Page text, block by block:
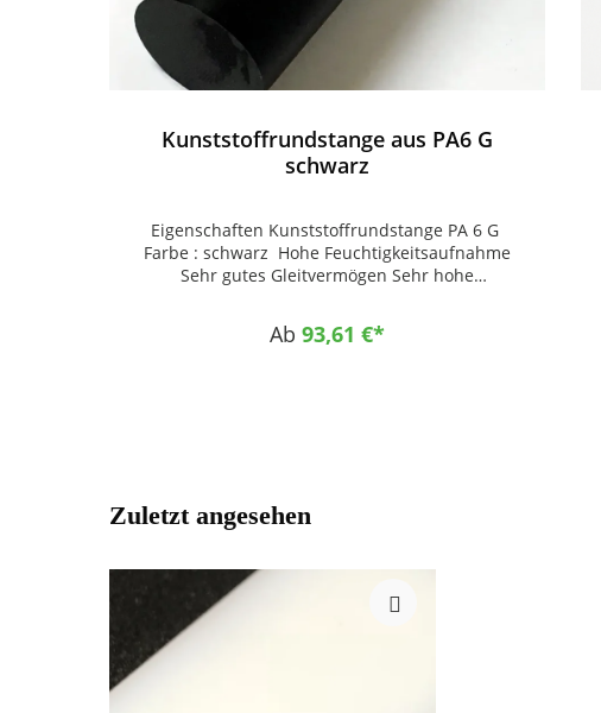
Kunststoffrundstange aus PA6 G
schwarz
Eigenschaften Kunststoffrundstange PA 6 G
Farbe : schwarz Hohe Feuchtigkeitsaufnahme
Sehr gutes Gleitvermögen Sehr hohe
hoher Zähigkeit Sehr gute Zerspanbarkeit
Einsatzgebiete Maschinenbau Offshore
Ab 93,61 €*
Zuletzt angesehen